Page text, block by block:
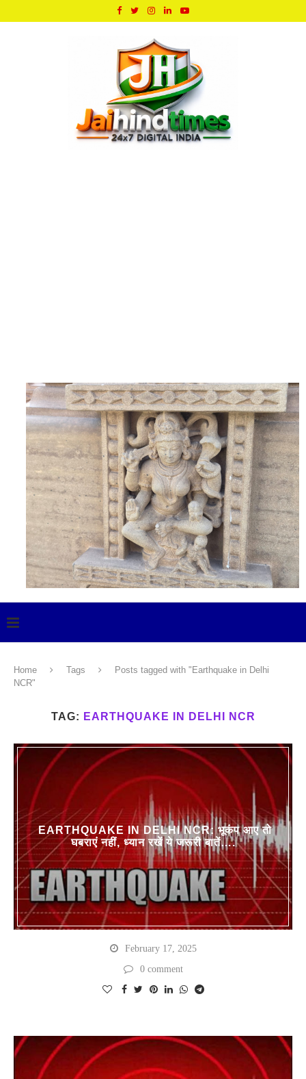
Home Tags
Posts tagged with "Earthquake in Delhi
NCR"
TAG: EARTHQUAKE IN DELHI NCR
EARTHQUAKE IN DELHI NCR: भूकंप आए तो
घबराएं नहीं, ध्यान रखें ये जरूरी बातें….
February 17, 2025
0 comment